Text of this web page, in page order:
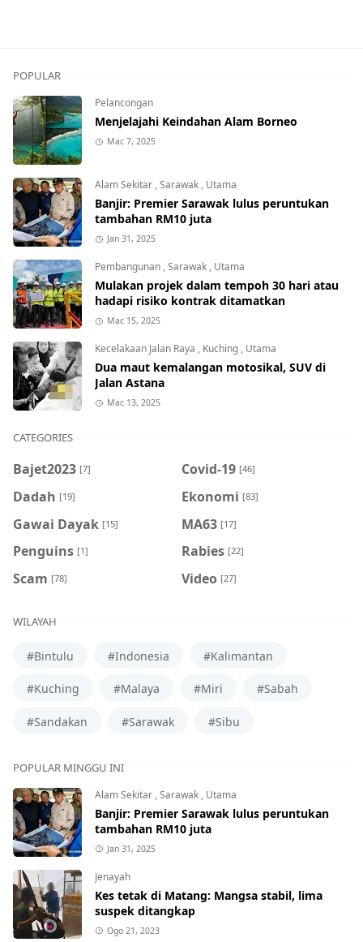
POPULAR
Pelancongan
Menjelajahi Keindahan Alam Borneo
Mac 7, 2025
Alam Sekitar,Sarawak, Utama
Banjir: Premier Sarawak lulus peruntukan
tambahan RM10 juta
Jan 31, 2025
Pembangunan,Sarawak, Utama
Mulakan projek dalam tempoh 30 hari atau
hadapi risiko kontrak ditamatkan
Mac 15, 2025
Kecelakaan Jalan Raya , Kuching, Utama
Dua maut kemalangan motosikal, SUV di
Jalan Astana
Mac 13, 2025
CATEGORIES
Bajet2023 [7] Covid-19 [46]
Dadah [19] Ekonomi [83]
Gawai Dayak [15] MA63 [17]
Penguins [1] Rabies [22]
Scam [78] Video [27]
WILAYAH
#Bintulu #Indonesia #Kalimantan
#Kuching #Malaya #Miri #Sabah
#Sandakan #Sarawak #Sibu
POPULAR MINGGU INI
Alam Sekitar ,Sarawak , Utama
Banjir: Premier Sarawak lulus peruntukan
tambahan RM10 juta
Jan 31, 2025
Jenayah
Kes tetak di Matang: Mangsa stabil, lima
suspek ditangkap
Ogo 21, 2023